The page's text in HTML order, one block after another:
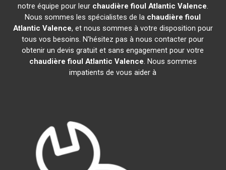
notre équipe pour leur chaudière fioul Atlantic Valence.
Nous sommes les spécialistes de la chaudière fioul
Atlantic Valence, et nous sommes à votre disposition pour
tous vos besoins. N'hésitez pas à nous contacter pour
obtenir un devis gratuit et sans engagement pour votre
chaudière fioul Atlantic Valence. Nous sommes
impatients de vous aider à